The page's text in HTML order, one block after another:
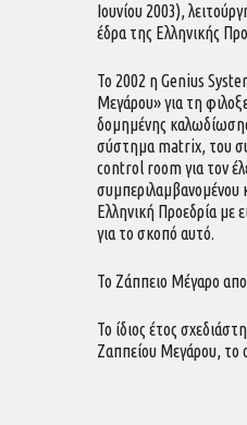
Ιουνίου 2003),
έδρα της Ελληνικής
Το 2002 η Genius
Μεγάρου» για τη
δομημένης
σύστημα matrix, του
control room για τον
συμπεριλαμβανομένου
Ελληνική Προεδρία με
για το σκοπό αυτό.
Το Ζάππειο Μέγαρο
Το ίδιος έτος
Ζαππείου Μεγάρου, το